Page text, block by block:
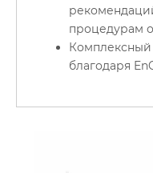
процедурам
благодаря